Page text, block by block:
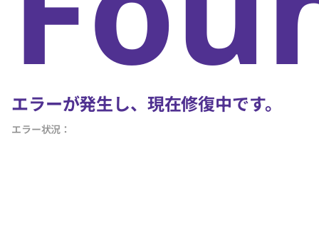
エラーが発生し、現在修復中です。
エラー状況：